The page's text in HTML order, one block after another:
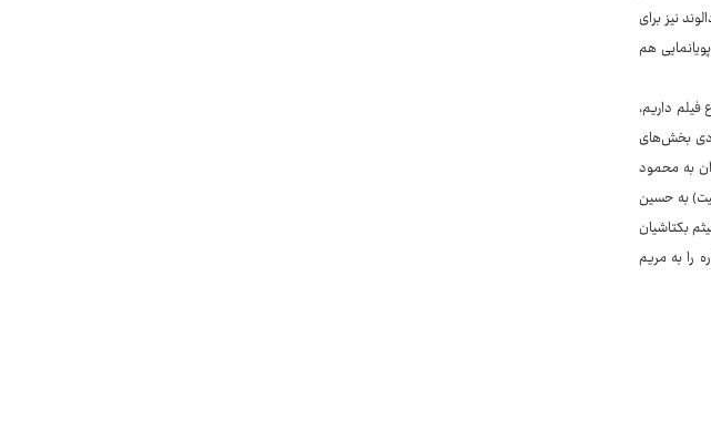
نیز برای
هم
داریم،
بخش‌های
به محمود
به حسین
بکتاشیان
را به مریم